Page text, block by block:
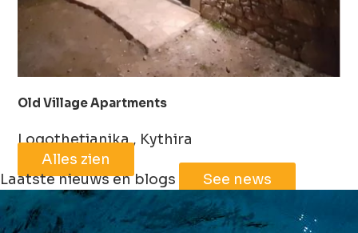
Old Village Apartments
Logothetianika , Kythira
Alles zien
Laatste nieuws en blogs
See news